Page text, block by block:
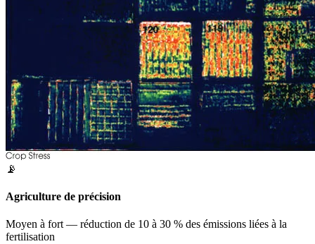
📡
Agriculture de précision
Moyen à fort — réduction de 10 à 30 % des émissions liées à la
fertilisation